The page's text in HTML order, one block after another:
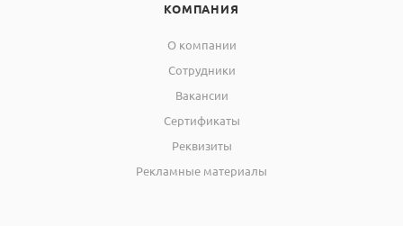
КОМПАНИЯ
О компании
Сотрудники
Вакансии
Сертификаты
Реквизиты
Рекламные материалы